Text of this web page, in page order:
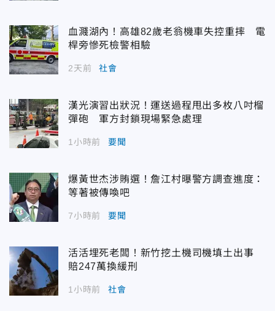
血濺湖內！高雄82歲老翁機車失控重摔 電
桿旁慘死檢警相驗
2天前 社會
漢光演習出狀況！運送過程甩出多枚八吋榴
彈砲 軍方封鎖現場緊急處理
1小時前 要聞
爆黃世杰涉賄選！詹江村曝警方調查進度：
等著被傳喚吧
7小時前 要聞
活活埋死老闆！新竹挖土機司機填土出事
賠247萬換緩刑
1小時前 社會